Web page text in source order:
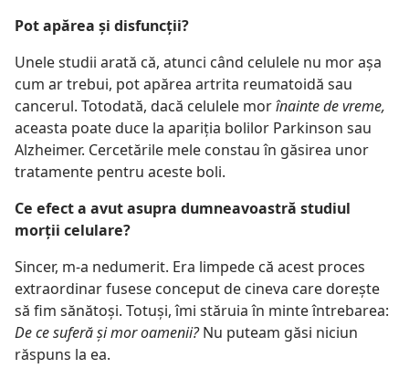
Pot apărea şi disfuncţii?
Unele studii arată că, atunci când celulele nu mor aşa
cum ar trebui, pot apărea artrita reumatoidă sau
cancerul. Totodată, dacă celulele morînainte de vreme,
aceasta poate duce la apariţia bolilor Parkinson sau
Alzheimer. Cercetările mele constau în găsirea unor
tratamente pentru aceste boli.
Ce efect a avut asupra dumneavoastră studiul
morţii celulare?
Sincer, m-a nedumerit. Era limpede că acest proces
extraordinar fusese conceput de cineva care doreşte
să fim sănătoşi. Totuşi, îmi stăruia în minte întrebarea:
De ce suferă şi mor oamenii?Nu puteam găsi niciun
răspuns la ea.